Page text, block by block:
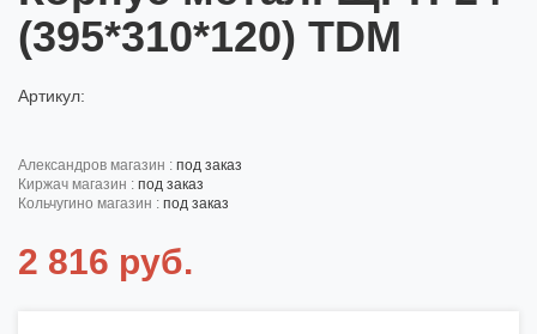
(395*310*120) TDM
Артикул:
александров магазин : под заказ
киржач магазин : под заказ
кольчугино магазин : под заказ
2 816 руб.